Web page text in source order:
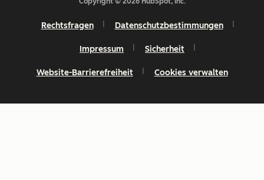
Rechtsfragen Datenschutzbestimmungen
Impressum Sicherheit
Website-Barrierefreiheit Cookies verwalten